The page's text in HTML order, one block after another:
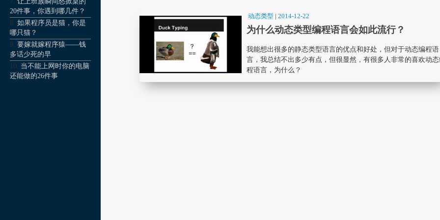
20件事，你遇到哪几件？
如果程序员是猫，你是
哪只猫？
要嫁就嫁程序猿——钱
多话少死的早
当不能上网时你的电脑
还能做的26件事
动态类型 |2014-12-22
为什么动态类型编程语言会如此流行？
我能想出很多的静态类型语言的优点和好处，但对于动态编程语
言，我总结不出多少有点，但很显然，有很多人非常的喜欢动
程语言，为什么？